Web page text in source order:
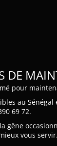
DE
pour
au
69 72.
gêne
vous servir.